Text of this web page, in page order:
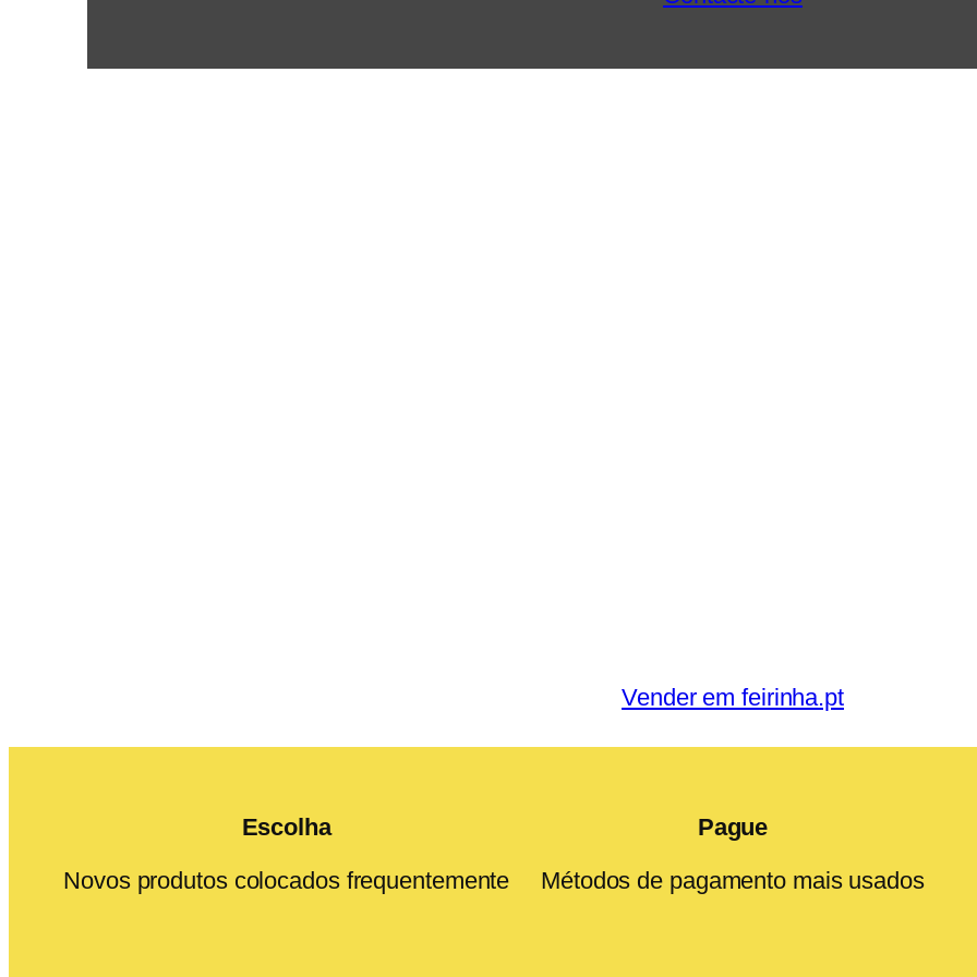
Vender em feirinha.pt
Escolha
Novos produtos colocados frequentemente
Pague
Métodos de pagamento mais usados